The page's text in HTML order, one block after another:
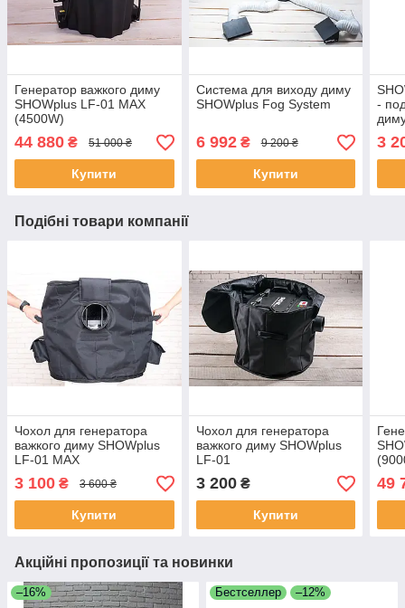
Генератор важкого диму
SHOWplus LF-01 MAX
(4500W)
44 880 ₴ 51 000 ₴
Купити
Система для виходу диму
SHOWplus Fog System
6 992₴ 9 200 ₴
Купити
-
3
Подібні товари компанії
Чохол для генератора
важкого диму SHOWplus
LF-01 MAX
3 100 ₴ 3 600 ₴
Купити
Чохол для генератора
важкого диму SHOWplus
LF-01
3 200₴
Купити
49
Акційні пропозиції та новинки
–16% Бестселлер –12%